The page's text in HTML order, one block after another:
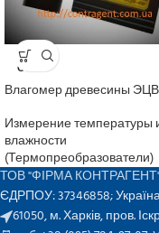
SOLD
OUT
Влагомер древесины
Измерение температуры
влажности
(Термопреобразователи)
ТОВ "ФІРМА
ЄДРПОУ: 37346858;
61050, м. Харків, пров.